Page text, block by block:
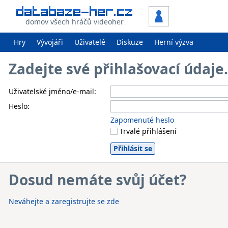
domov všech hráčů videoher
Hry Vývojáři Uživatelé Diskuze Herní výzva
Zadejte své přihlašovací
Uživatelské jméno/e-mail:
Heslo:
Zapomenuté heslo
Trvalé přihlášení
Dosud nemáte svůj účet?
Neváhejte a zaregistrujte se zde